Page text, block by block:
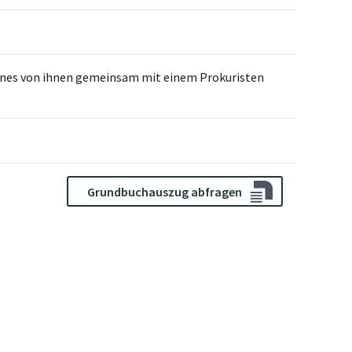
von ihnen gemeinsam mit einem Prokuristen
Grundbuchauszug abfragen